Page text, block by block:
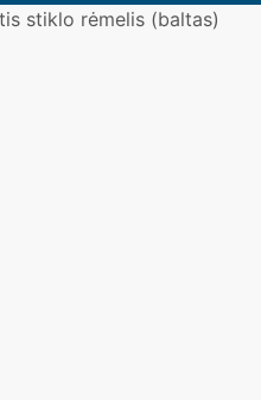
stiklo rėmelis (baltas)